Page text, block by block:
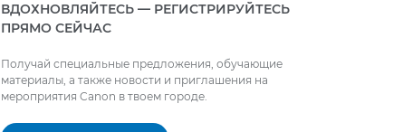
ВДОХНОВЛЯЙТЕСЬ — РЕГИСТРИРУЙТЕСЬ
ПРЯМО СЕЙЧАС
Получай специальные предложения, обучающие
материалы, а также новости и приглашения на
мероприятия Canon в твоем городе.